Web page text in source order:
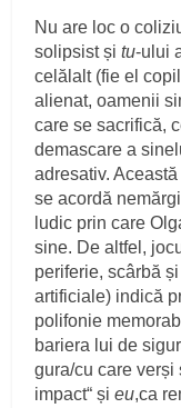
Nu are loc o
solipsist șitu-ului
celălalt (fie el
alienat, oamenii
care se sacrifică,
demascare a
adresativ.
se acordă
ludic prin care
sine. De altfel,
periferie, scârbă
artificiale) indică
polifonie
bariera lui de
gura/cu care
impact“ șieu,ca